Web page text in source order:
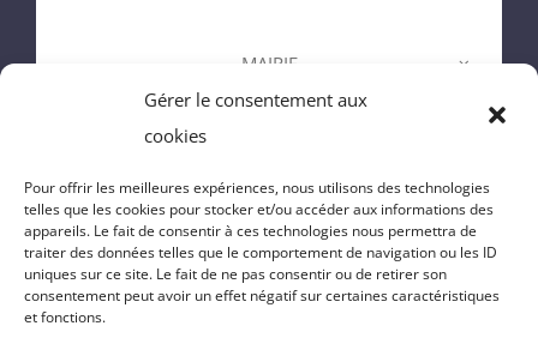
Gérer le consentement aux
cookies
Pour offrir les meilleures expériences, nous utilisons des technologies
telles que les cookies pour stocker et/ou accéder aux informations des
appareils. Le fait de consentir à ces technologies nous permettra de
traiter des données telles que le comportement de navigation ou les ID
uniques sur ce site. Le fait de ne pas consentir ou de retirer son
consentement peut avoir un effet négatif sur certaines caractéristiques
et fonctions.
MAIRIE
VIE DU VILLAGE
VIE PRATIQUE
CONTACT